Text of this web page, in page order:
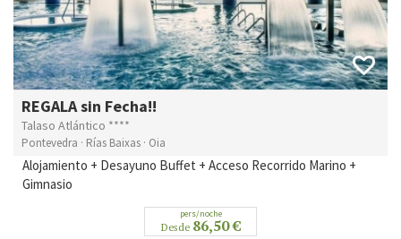
REGALA sin Fecha!!
Talaso Atlántico ****
Pontevedra · Rías Baixas · Oia
Alojamiento + Desayuno Buffet + Acceso Recorrido Marino +
Gimnasio
pers/noche
Desde 86,50 €